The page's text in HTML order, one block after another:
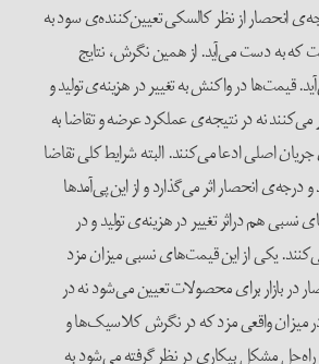
انحصار از نظر کالسکی تعیین‌کننده‌ی سود به
به دست می‌آید. از همین نگرش، نتایج
قیمت‌‌ها در واکنش به تغییر در هزینه‌ی تولید و
نه در نتیجه‌ی عملکرد عرضه و تقاضا به
اصلی ادعا می‌کنند. البته شرایط کلی تقاضا
درجه‌ی انحصار اثر می‌گذارد و از این پی‌آمدها
هم دراثر تغییر در هزینه‌ی تولید و در
یکی از این قیمت‌های نسبی میزان مزد
در بازار برای محصولات تعیین می‌شود نه در
در میزان واقعی مزد که در نگرش کلاسیک‌ها و
مشکل بیکاری در نظر گرفته می‌شود به